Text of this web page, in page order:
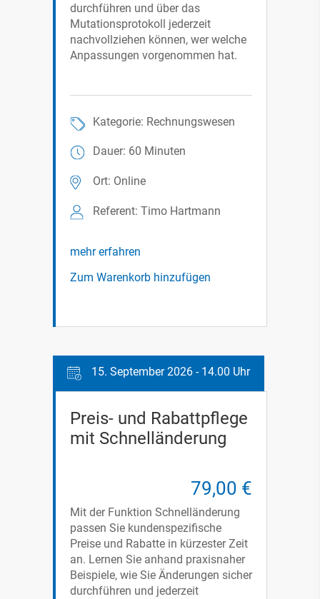
durchführen und über das
Mutationsprotokoll jederzeit
nachvollziehen können, wer welche
Anpassungen vorgenommen hat.
Kategorie: Rechnungswesen
Dauer: 60 Minuten
Ort: Online
Referent: Timo Hartmann
mehr erfahren
Zum Warenkorb hinzufügen
15. September 2026 - 14.00 Uhr
Preis- und Rabattpflege
mit Schnelländerung
79,00 €
Mit der Funktion Schnelländerung
passen Sie kundenspezifische
Preise und Rabatte in kürzester Zeit
an. Lernen Sie anhand praxisnaher
Beispiele, wie Sie Änderungen sicher
durchführen und jederzeit